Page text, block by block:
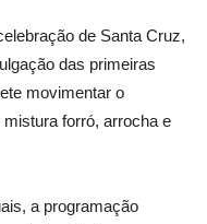
de Santa Cruz,
das primeiras
movimentar o
forró, arrocha e
a programação